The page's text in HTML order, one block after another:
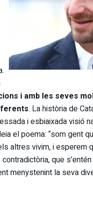
i amb les seves
. La història de
i esbiaixada visió
el poema: “som gent
altres vivim, i esperem
que
menystenint la seva